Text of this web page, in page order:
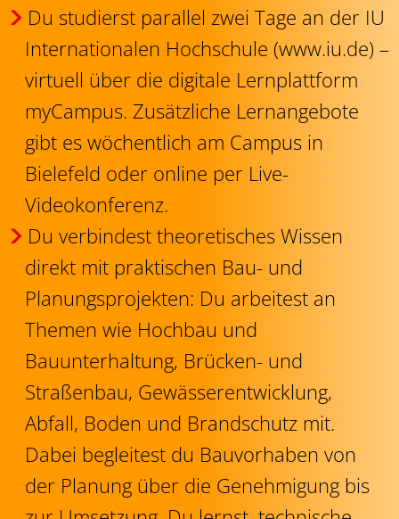
Du studierst parallel zwei Tage an der IU
Internationalen Hochschule (www.iu.de) –
virtuell über die digitale Lernplattform
myCampus. Zusätzliche Lernangebote
gibt es wöchentlich am Campus in
Bielefeld oder online per Live-
Videokonferenz.
Du verbindest theoretisches Wissen
direkt mit praktischen Bau- und
Planungsprojekten: Du arbeitest an
Themen wie Hochbau und
Bauunterhaltung, Brücken- und
Straßenbau, Gewässerentwicklung,
Abfall, Boden und Brandschutz mit.
Dabei begleitest du Bauvorhaben von
der Planung über die Genehmigung bis